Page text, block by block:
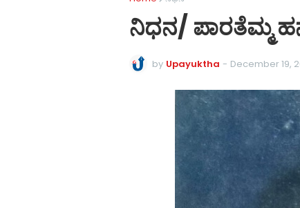
ನಿಧನ/ ಪಾರತೆಮ್ಮ
by Upayuktha - December 19,